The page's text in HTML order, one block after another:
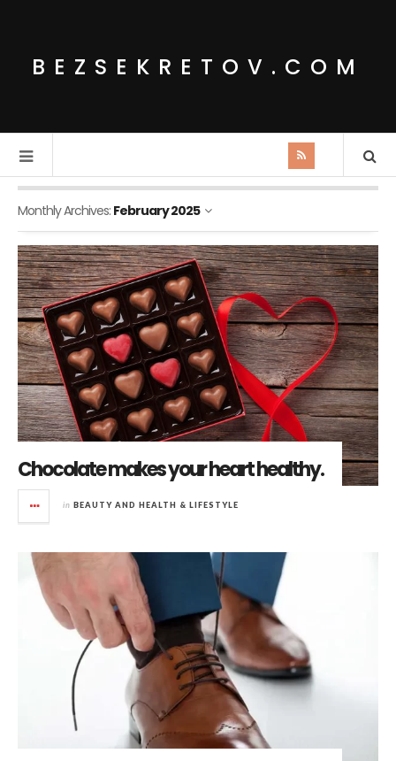
BEZSEKRETOV.COM
Monthly Archives: February 2025
Chocolate makes your heart healthy.
in BEAUTY AND HEALTH & LIFESTYLE